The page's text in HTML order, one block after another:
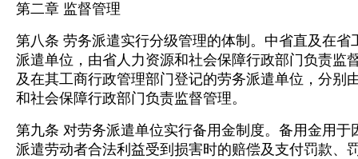
第二章 监督管理
第八条 劳务派遣实行分级管理的体制。中省直及在省
派遣单位，由省人力资源和社会保障行政部门负责监
及在其工商行政管理部门登记的劳务派遣单位，分别
和社会保障行政部门负责监督管理。
第九条 对劳务派遣单位实行备用金制度。备用金用于
派遣劳动者合法利益受到损害时的赔偿及支付罚款、